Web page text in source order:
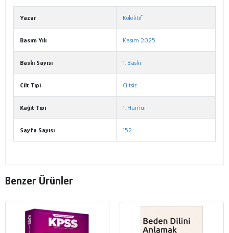
Yazar Kolektif
Basım Yılı Kasım 2025
Baskı Sayısı 1. Baskı
Cilt Tipi Ciltsiz
Kağıt Tipi 1. Hamur
Sayfa Sayısı 152
Benzer Ürünler